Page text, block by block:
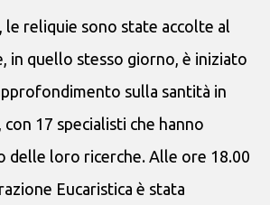
le reliquie sono state accolte al
in quello stesso giorno, è iniziato
sulla santità in
con 17 specialisti che hanno
delle loro ricerche. Alle ore 18.00
Eucaristica è stata